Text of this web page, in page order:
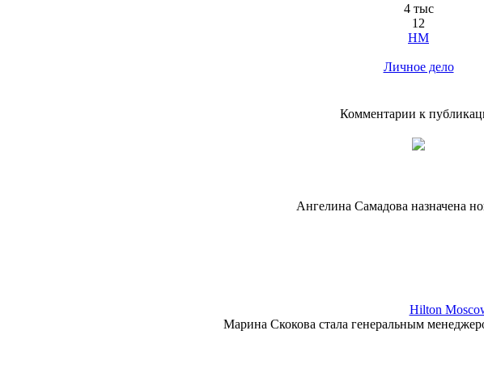
4 тыс
12
HM
Личное дело
Комментарии к
Ангелина Самадова назначена
Hilton
Марина Скокова стала генеральным